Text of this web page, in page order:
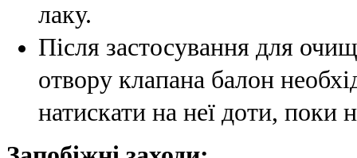
лаку.
Після застосування для
отвору клапана балон
натискати на неї доти, поки